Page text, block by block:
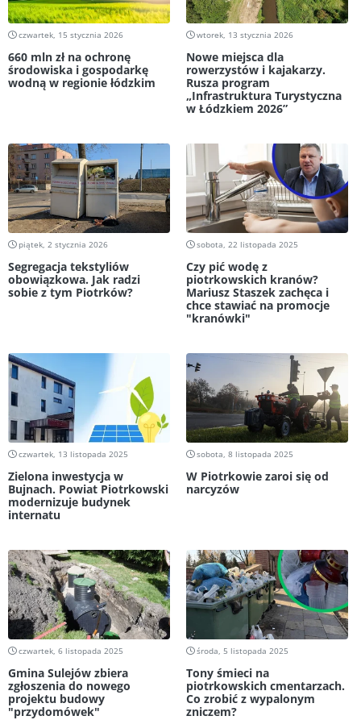
czwartek, 15 stycznia 2026
660 mln zł na ochronę
środowiska i gospodarkę
wodną w regionie łódzkim
wtorek, 13 stycznia 2026
Nowe miejsca dla
rowerzystów i kajakarzy.
Rusza program
„Infrastruktura Turystyczna
w Łódzkiem 2026”
piątek, 2 stycznia 2026
Segregacja tekstyliów
obowiązkowa. Jak radzi
sobie z tym Piotrków?
sobota, 22 listopada 2025
Czy pić wodę z
piotrkowskich kranów?
Mariusz Staszek zachęca i
chce stawiać na promocje
"kranówki"
czwartek, 13 listopada 2025
Zielona inwestycja w
Bujnach. Powiat Piotrkowski
modernizuje budynek
internatu
sobota, 8 listopada 2025
W Piotrkowie zaroi się od
narcyzów
czwartek, 6 listopada 2025
Gmina Sulejów zbiera
zgłoszenia do nowego
projektu budowy
"przydomówek"
środa, 5 listopada 2025
Tony śmieci na
piotrkowskich cmentarzach.
Co zrobić z wypalonym
zniczem?